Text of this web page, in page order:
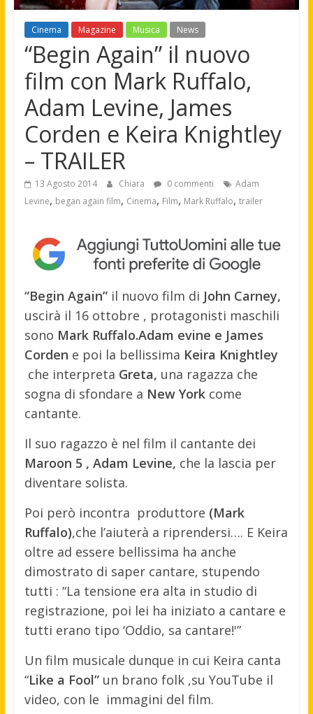
Cinema Magazine Musica News
“Begin Again” il nuovo
film con Mark Ruffalo,
Adam Levine, James
Corden e Keira Knightley
– TRAILER
13 Agosto 2014 Chiara 0 commenti
Adam
Levine, began again film, Cinema, Film, Mark Ruffalo, trailer
“Begin Again”il nuovo film di John Carney,
uscirà il 16 ottobre , protagonisti maschili
sono Mark Ruffalo.Adam evine e James
Corden e poi la bellissima Keira Knightley
che interpreta Greta, una ragazza che
sogna di sfondare a New Yorkcome
cantante.
Il suo ragazzo è nel film il cantante dei
Maroon 5 , Adam Levine, che la lascia per
diventare solista.
Poi però incontra produttore (Mark
Ruffalo),che l’aiuterà a riprendersi…. E Keira
oltre ad essere bellissima ha anche
dimostrato di saper cantare, stupendo
tutti : “La tensione era alta in studio di
registrazione, poi lei ha iniziato a cantare e
tutti erano tipo ‘Oddio, sa cantare!'”
Un film musicale dunque in cui Keira canta
“Like a Fool”un brano folk ,su YouTube il
video, con le immagini del film.